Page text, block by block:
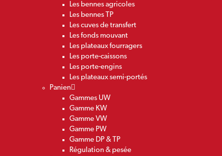
Les bennes agricoles
Les bennes TP
Les cuves de transfert
Les fonds mouvant
Les plateaux fourragers
Les porte-caissons
Les porte-engins
Les plateaux semi-portés
Panien
Gammes UW
Gamme KW
Gamme VW
Gamme PW
Gamme DP & TP
Régulation & pesée